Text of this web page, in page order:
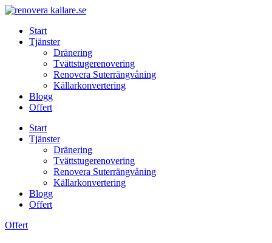
Skip
contentStart
Tjänster
Dränering
Tvättstugerenovering
Renovera Suterrängvåning
Källarkonvertering
Blogg
Offert
Start
Tjänster
Dränering
Tvättstugerenovering
Renovera Suterrängvåning
Källarkonvertering
Blogg
Offert
Offert